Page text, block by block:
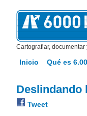
Cartografiar,
Inicio Qué es
Deslindando
Tweet